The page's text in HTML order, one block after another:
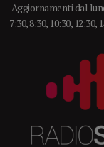
Aggiornamenti dal
7:30, 8:30, 10:30, 12:30,